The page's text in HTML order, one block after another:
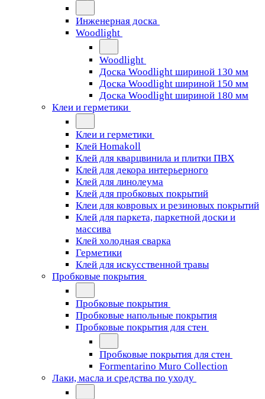
Инженерная доска
Woodlight
Woodlight
Доска Woodlight шириной 130 мм
Доска Woodlight шириной 150 мм
Доска Woodlight шириной 180 мм
Клеи и герметики
Клеи и герметики
Клей Homakoll
Клей для кварцвинила и плитки ПВХ
Клей для декора интерьерного
Клей для линолеума
Клей для пробковых покрытий
Клеи для ковровых и резиновых покрытий
Клей для паркета, паркетной доски и
массива
Клей холодная сварка
Герметики
Клей для искусственной травы
Пробковые покрытия
Пробковые покрытия
Пробковые напольные покрытия
Пробковые покрытия для стен
Пробковые покрытия для стен
Formentarino Muro Collection
Лаки, масла и средства по уходу